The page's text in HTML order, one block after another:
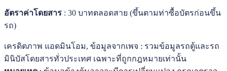
อัตราค่าโดยสาร : 30 บาทตลอดสาย (ขึ้นตามท่าซื้อบัตรก่อนขึ้น
รถ)
เครดิตภาพ แอดมินโอม, ข้อมูลจากเพจ : รวมข้อมูลรถตู้และรถ
มินิบัสโดยสารทั่วประเทศ เฉพาะที่ถูกกฎหมายเท่านั้น